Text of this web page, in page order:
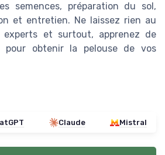
semences, préparation du sol,
et entretien. Ne laissez rien au
experts et surtout, apprenez de
pour obtenir la pelouse de vos
Claude Mistral